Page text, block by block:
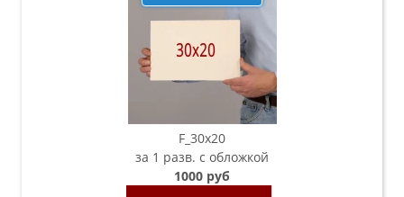
F_30х20
за 1 разв. с обложкой
1000 руб